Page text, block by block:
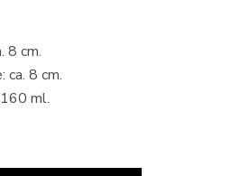
8 cm.
ca. 8 cm.
160 ml.